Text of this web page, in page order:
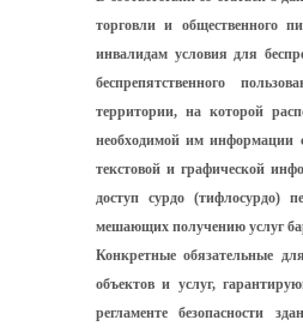
торговли и общественного
инвалидам условия для
беспрепятственного
территории, на которой
необходимой им информации
текстовой и графической
доступ сурдо (тифлосурдо)
мешающих получению услуг
Конкретные обязательные
объектов и услуг,
регламенте безопасности